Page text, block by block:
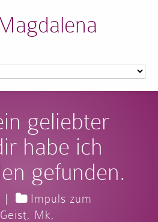
geliebter
habe ich
gefunden.
|
Impuls zum
, Mk,